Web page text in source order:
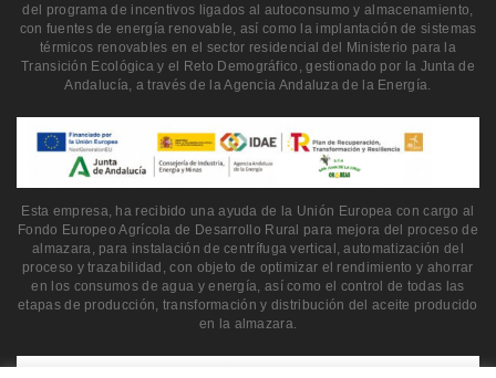
del programa de incentivos ligados al autoconsumo y almacenamiento,
con fuentes de energía renovable, así como la implantación de sistemas
térmicos renovables en el sector residencial del Ministerio para la
Transición Ecológica y el Reto Demográfico, gestionado por la Junta de
Andalucía, a través de la Agencia Andaluza de la Energía.
Esta empresa, ha recibido una ayuda de la Unión Europea con cargo al
Fondo Europeo Agrícola de Desarrollo Rural para mejora del proceso de
almazara, para instalación de centrífuga vertical, automatización del
proceso y trazabilidad, con objeto de optimizar el rendimiento y ahorrar
en los consumos de agua y energía, así como el control de todas las
etapas de producción, transformación y distribución del aceite producido
en la almazara.